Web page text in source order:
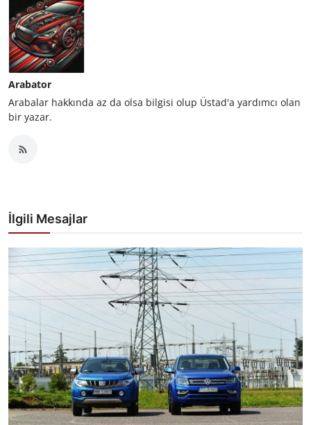
Arabator
Arabalar hakkında az da olsa bilgisi olup Üstad'a yardımcı olan
bir yazar.
İlgili Mesajlar